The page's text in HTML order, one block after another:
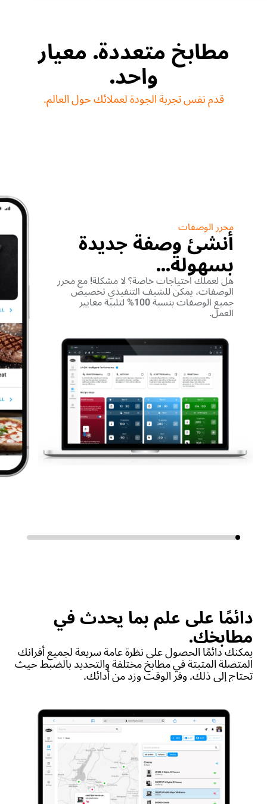
مطابخ متعددة. معيار
واحد.
قدم نفس تجربة الجودة لعملائك حول العالم.
محرر الوصفات
أنشئ وصفة جديدة
بسهولة...
هل لعملك احتياجات خاصة؟ لا مشكلة! مع محرر
الوصفات، يمكن للشيف التنفيذي تخصيص
جميع الوصفات بنسبة 100% لتلبية معايير
العمل.
دائمًا على علم بما يحدث في
مطابخك.
يمكنك دائمًا الحصول على نظرة عامة سريعة لجميع أفرانك
المتصلة المثبتة في مطابخ مختلفة والتحديد بالضبط حيث
تحتاج إلى ذلك. وفر الوقت وزد من أدائك.